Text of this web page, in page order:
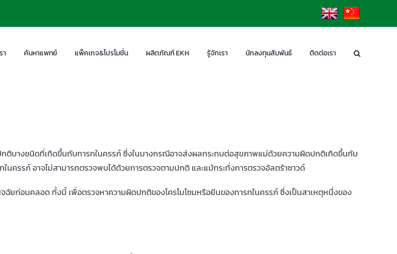
EN CN
า ค้นหาแพทย์ แพ็คเกจ&โปรโมชั่น ผลิตภัณฑ์ EKH รู้จักเรา นักลงทุนสัมพันธ์ ติดต่อเรา
บางชนิดที่เกิดขึ้นกับทารกในครรภ์ ซึ่งในบางกรณีอาจส่งผลกระทบต่อสุขภาพแม่ด้วยความผิดปกติเกิดขึ้นกับ
นครรภ์ อาจไม่สามารถตรวจพบได้ด้วยการตรวจตามปกติ และแม้กระทั่งการตรวจอัลตร้าซาวด์
ฉัยก่อนคลอด ทั้งนี้ เพื่อตรวจหาความผิดปกติของโครโมโซมหรือยีนของทารกในครรภ์ ซึ่งเป็นสาเหตุหนึ่งของ